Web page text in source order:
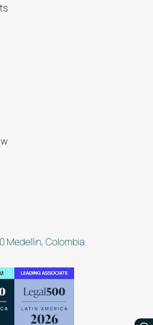
Medellin, Colombia